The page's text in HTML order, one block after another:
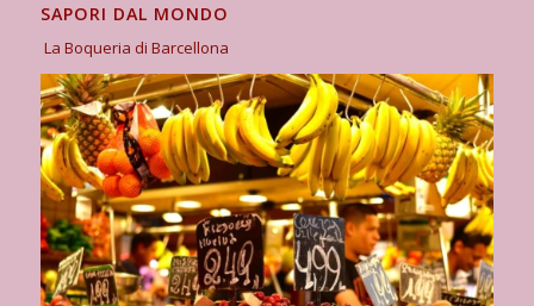
SAPORI DAL MONDO
La Boqueria di Barcellona